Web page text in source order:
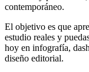
contemporáneo.
El objetivo es que
estudio reales y
hoy en infografía,
diseño editorial.